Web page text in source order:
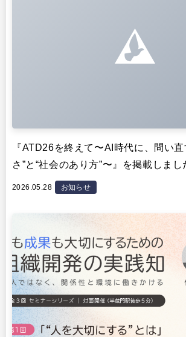
『ATD26を終えて〜AI時代に、問い直
さ”と“社会のあり方”〜』を掲載しまし
2026.05.28 お知らせ